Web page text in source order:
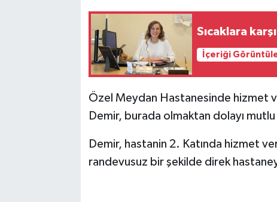
Sıcaklara
İçeriği
Özel Meydan Hastanesinde hizmet
Demir, burada olmaktan dolayı
Demir, hastanin 2. Katında hizmet
randevusuz bir şekilde direk